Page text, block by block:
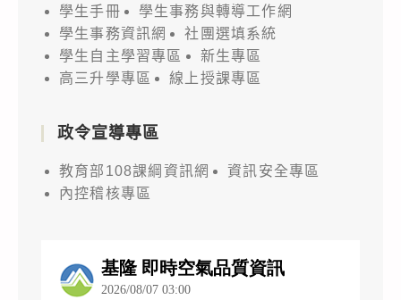
學生手冊
學生事務與轉導工作網
學生事務資訊網
社團選填系統
學生自主學習專區
新生專區
高三升學專區
線上授課專區
政令宣導專區
教育部108課綱資訊網
資訊安全專區
內控稽核專區